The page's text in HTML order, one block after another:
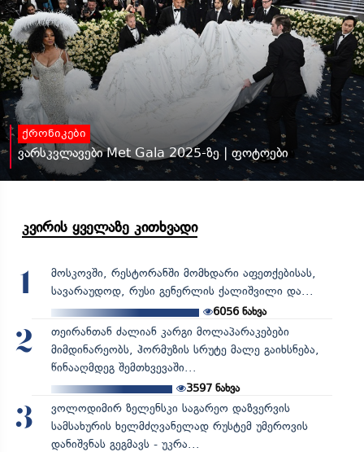
ქრონიკები
ვარსკვლავები Met Gala 2025-ზე | ფოტოები
კვირის ყველაზე კითხვადი
1
მოსკოვში, რესტორანში მომხდარი აფეთქებისას,
სავარაუდოდ, რუსი გენერლის ქალიშვილი და...
6056ნახვა
2
თეირანთან ძალიან კარგი მოლაპარაკებები
მიმდინარეობს, ჰორმუზის სრუტე მალე გაიხსნება,
წინააღმდეგ შემთხვევაში...
3597ნახვა
3
ვოლოდიმირ ზელენსკი საგარეო დაზვერვის
სამსახურის ხელმძღვანელად რუსტემ უმეროვის
დანიშვნას გეგმავს - უკრა...